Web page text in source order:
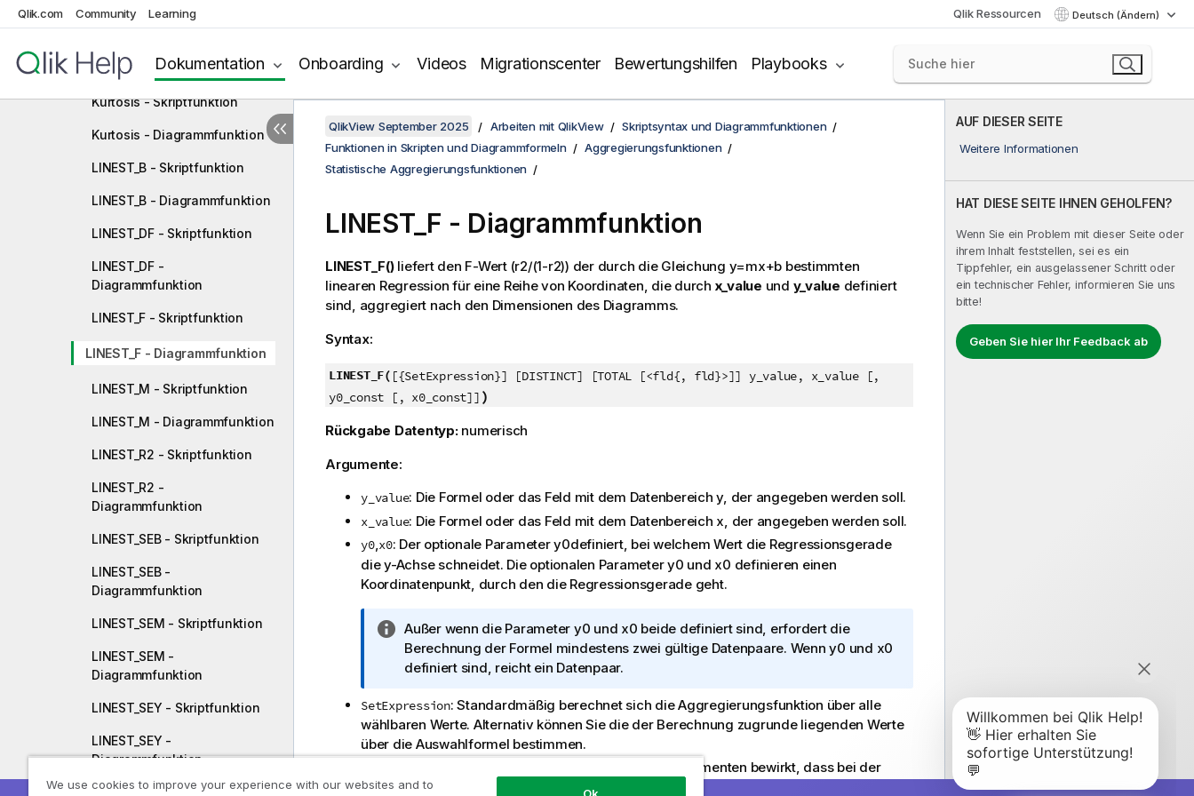
Qlik.com Community Learning Qlik Ressourcen Deutsch (Ändern)
Dokumentation Onboarding Videos Migrationscenter Bewertungshilfen Playbooks
FractileExc – Skriptfunktion
FractileExc -
Diagrammfunktion
Kurtosis - Skriptfunktion
Kurtosis - Diagrammfunktion
LINEST_B - Skriptfunktion
LINEST_B - Diagrammfunktion
LINEST_DF - Skriptfunktion
LINEST_DF -
Diagrammfunktion
LINEST_F - Skriptfunktion
LINEST_F - Diagrammfunktion
LINEST_M - Skriptfunktion
LINEST_M - Diagrammfunktion
LINEST_R2 - Skriptfunktion
LINEST_R2 -
Diagrammfunktion
LINEST_SEB - Skriptfunktion
LINEST_SEB -
Diagrammfunktion
LINEST_SEM - Skriptfunktion
LINEST_SEM -
Diagrammfunktion
LINEST_SEY - Skriptfunktion
LINEST_SEY -
Diagrammfunktion
LINEST_SSREG -
AUF DIESER SEITE
Weitere Informationen
HAT DIESE SEITE IHNEN GEHOLFEN?
Wenn Sie ein Problem mit dieser Seite oder
ihrem Inhalt feststellen, sei es ein
Tippfehler, ein ausgelassener Schritt oder
ein technischer Fehler, informieren Sie uns
bitte!
Geben Sie hier Ihr Feedback ab
QlikView September 2025 Arbeiten mit QlikView
Skriptsyntax und Diagrammfunktionen
Funktionen in Skripten und Diagrammformeln
Aggregierungsfunktionen
Statistische Aggregierungsfunktionen
LINEST_F - Diagrammfunktion
LINEST_F()liefert den F-Wert (r2/(1-r2)) der durch die Gleichung y=mx+b bestimmten
linearen Regression für eine Reihe von Koordinaten, die durch x_value und y_value definiert
sind, aggregiert nach den Dimensionen des Diagramms.
Syntax:
LINEST_F( [{SetExpression}] [DISTINCT] [TOTAL [<fld{, fld}>]] y_value, x_value [,
y0_const [, x0_const]] )
Rückgabe Datentyp: numerisch
Argumente:
y_value: Die Formel oder das Feld mit dem Datenbereichy, der angegeben werden soll.
x_value: Die Formel oder das Feld mit dem Datenbereich x, der angegeben werden soll.
y0,x0: Der optionale Parametery0definiert, bei welchem Wert die Regressionsgerade
die y-Achse schneidet. Die optionalen Parametery0 und x0 definieren einen
Koordinatenpunkt, durch den die Regressionsgerade geht.
I
n
f
r
m
a
i
Außer wenn die Parameter y0 und x0 beide definiert sind, erfordert die
Berechnung der Formel mindestens zwei gültige Datenpaare. Wenny0 und x0
definiert sind, reicht ein Datenpaar.
SetExpression: Standardmäßig berechnet sich die Aggregierungsfunktion über alle
wählbaren Werte. Alternativ können Sie die der Berechnung zugrunde liegenden Werte
über die Auswahlformel bestimmen.
vor den Funktionsargumenten bewirkt, dass bei der
Auswertung der Funktion entstehende Dubletten nicht berücksichtigt werden.
We use cookies to improve your experience with our websites and to